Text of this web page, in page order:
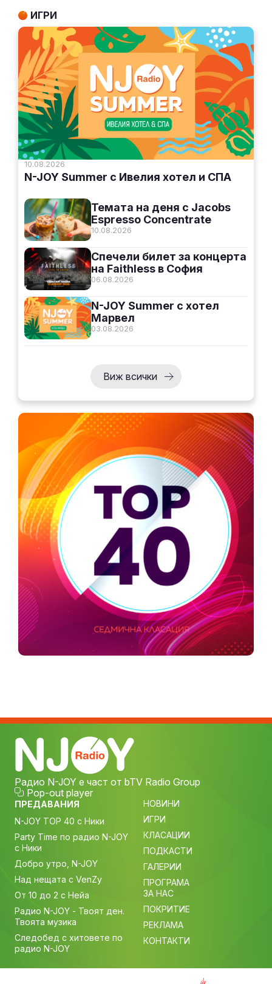
ИГРИ
10.08.2026
N-JOY Summer с Ивелия хотел и СПА
10.08.2026
Темата на деня с Jacobs
Espresso Concentrate
06.08.2026
Спечели билет за концерта
на Faithless в София
03.08.2026
N-JOY Summer с хотел
Марвел
Виж всички
Радио N-JOY е част от bTV Radio Group
Pop-out player
ПРЕДАВАНИЯ
N-JOY TOP 40 с Ники
Party Time по радио N-JOY
с Ники
Добро утро, N-JOY
Над нещата с VenZy
От 10 до 2 с Нейа
Радио N-JOY - Твоят ден.
Твоята музика
Следобед с хитовете по
радио N-JOY
НОВИНИ
ИГРИ
КЛАСАЦИИ
ПОДКАСТИ
ГАЛЕРИИ
ПРОГРАМА
ЗА НАС
ПОКРИТИЕ
РЕКЛАМА
КОНТАКТИ